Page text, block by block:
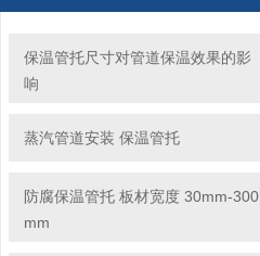
保温管托尺寸对管道保温效果的影
响
蒸汽管道安装 保温管托
防腐保温管托 板材宽度 30mm-300
mm